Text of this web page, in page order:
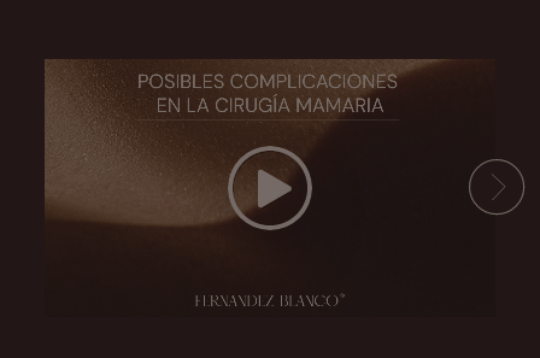
Posibles complicaciones en la cirugía mamaria
Play Video